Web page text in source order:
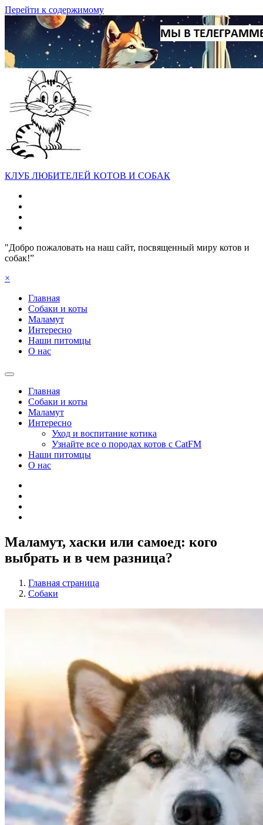
Перейти к содержимому
КЛУБ ЛЮБИТЕЛЕЙ КОТОВ И СОБАК
"Добро пожаловать на наш сайт, посвященный миру котов и
собак!”
×
Главная
Собаки и коты
Маламут
Интересно
Наши питомцы
О нас
Главная
Собаки и коты
Маламут
Интересно
Уход и воспитание котика
Узнайте все о породах котов с CatFM
Наши питомцы
О нас
Маламут, хаски или самоед: кого
выбрать и в чем разница?
Главная страница
Собаки